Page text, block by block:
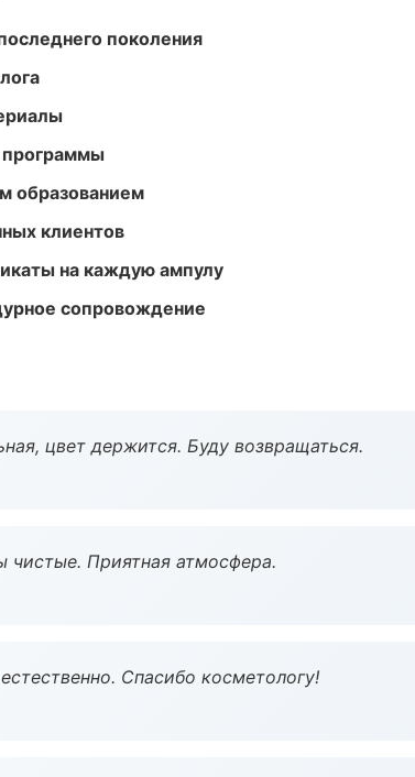
поколения
образованием
клиентов
на каждую ампулу
сопровождение
цвет держится. Буду возвращаться.
Приятная атмосфера.
Спасибо косметологу!